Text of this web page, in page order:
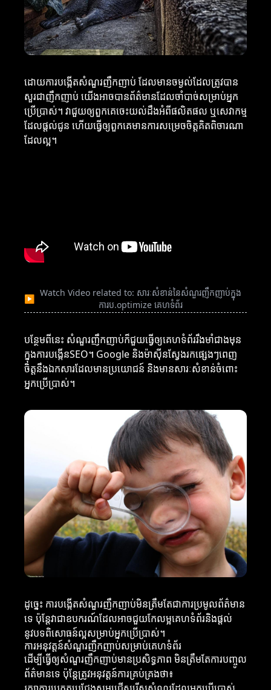
ដោយការបង្កើតសំណួរញឹកញាប់ ដែលមានចម្ងល់ដែលត្រូវបាន
សួរជាញឹកញាប់ យើងអាចបានព័ត៌មានដែលចាំបាច់សម្រាប់អ្នក
ប្រើប្រាស់។ វាជួយឲ្យពួកគេចេះយល់ដឹងអំពីផលិតផល ឬសេវាកម្ម
ដែលផ្តល់ជូន ហើយធ្វើឲ្យពួកគេមានការសម្រេចចិត្តគិតពិចារណា
ដែលល្អ។
▶
Watch Video related to: សារៈសំខាន់នៃសំណួរញឹកញាប់ក្នុង
ការប.optimize គេហទំព័រ
បន្ថែមពីនេះ សំណួរញឹកញាប់ក៏ជួយធ្វើឲ្យគេហទំព័ររឹងមាំជាងមុន
ក្នុងការបង្កើនSEO។ Google និងម៉ាស៊ីនស្វែងរកផ្សេងៗពេញ
ចិត្តនឹងឯកសារ​ដែលមានប្រយោជន៍ និងមានសារៈសំខាន់ចំពោះ
អ្នកប្រើប្រាស់។
ដូច្នេះ ការបង្កើតសំណួរញឹកញាប់មិនត្រឹមតែជាការប្រមូលព័ត៌មាន
ទេ ប៉ុន្តែវាជាឧបករណ៍ដែលអាចជួយកែលម្អគេហទំព័រនិងផ្តល់
នូវបទពិសោធន៍ល្អសម្រាប់អ្នកប្រើប្រាស់។
ការអនុវត្តន៍សំណួរញឹកញាប់សម្រាប់គេហទំព័រ
ដើម្បីធ្វើឲ្យសំណួរញឹកញាប់មានប្រសិទ្ធភាព មិនត្រឹមតែការបញ្ចូល
ព័ត៌មានទេ ប៉ុន្តែត្រូវអនុវត្តន៍ការគ្រប់គ្រងថា៖